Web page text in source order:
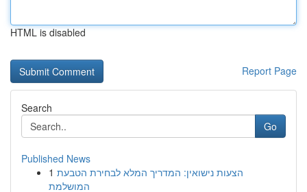
HTML is disabled
Report Page
Search
Go
Published News
1 הצעות נישואין: המדריך המלא לבחירת הטבעת
המושלמת